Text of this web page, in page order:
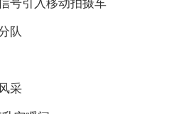
号引入移动拍摄车
队
采